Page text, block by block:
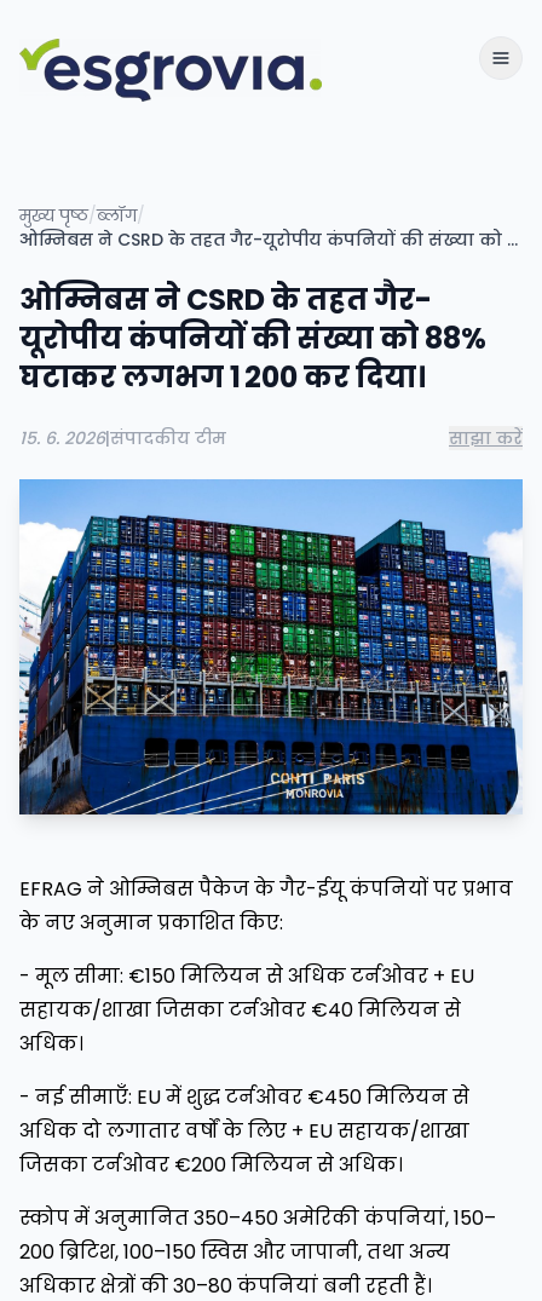
मुख्य पृष्ठ/ब्लॉग/
ओम्निबस ने CSRD के तहत गैर-यूरोपीय कंपनियों की संख्या को 88% घटाकर लगभग 1 200 कर दिया।
ओम्निबस ने CSRD के तहत गैर-
यूरोपीय कंपनियों की संख्या को 88%
घटाकर लगभग 1 200 कर दिया।
15. 6. 2026|संपादकीय टीम साझा करें
EFRAG ने ओम्निबस पैकेज के गैर-ईयू कंपनियों पर प्रभाव
के नए अनुमान प्रकाशित किए:
- मूल सीमा: €150 मिलियन से अधिक टर्नओवर + EU
सहायक/शाखा जिसका टर्नओवर €40 मिलियन से
अधिक।
- नई सीमाएँ: EU में शुद्ध टर्नओवर €450 मिलियन से
अधिक दो लगातार वर्षों के लिए + EU सहायक/शाखा
जिसका टर्नओवर €200 मिलियन से अधिक।
स्कोप में अनुमानित 350–450 अमेरिकी कंपनियां, 150–
200 ब्रिटिश, 100–150 स्विस और जापानी, तथा अन्य
अधिकार क्षेत्रों की 30–80 कंपनियां बनी रहती हैं।